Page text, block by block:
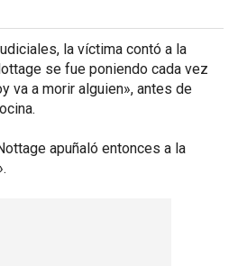
la víctima contó a la
se fue poniendo cada vez
va a morir alguien», antes de
apuñaló entonces a la